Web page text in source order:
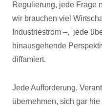
Regulierung, jede Frage
wir brauchen viel
Industriestrom –, jede
hinausgehende
diffamiert.
Jede Aufforderung,
übernehmen, sich gar